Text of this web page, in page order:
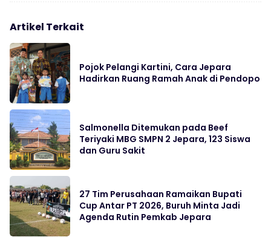
Artikel Terkait
Pojok Pelangi Kartini, Cara Jepara
Hadirkan Ruang Ramah Anak di Pendopo
Salmonella Ditemukan pada Beef
Teriyaki MBG SMPN 2 Jepara, 123 Siswa
dan Guru Sakit
27 Tim Perusahaan Ramaikan Bupati
Cup Antar PT 2026, Buruh Minta Jadi
Agenda Rutin Pemkab Jepara